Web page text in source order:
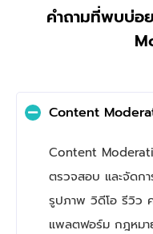
คำถามที่พบบ่อ
Content
Content
ตรวจสอบ และจัดกา
รูปภาพ วิดีโอ รีวิว
แพลตฟอร์ม กฎหมา